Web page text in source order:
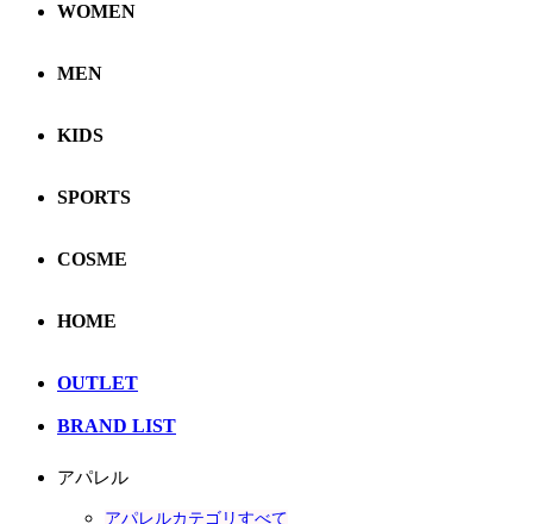
WOMEN
MEN
KIDS
SPORTS
COSME
HOME
OUTLET
BRAND LIST
アパレル
アパレルカテゴリすべて